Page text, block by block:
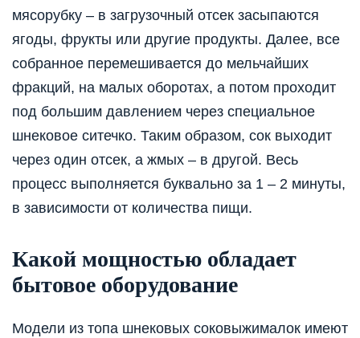
мясорубку – в загрузочный отсек засыпаются
ягоды, фрукты или другие продукты. Далее, все
собранное перемешивается до мельчайших
фракций, на малых оборотах, а потом проходит
под большим давлением через специальное
шнековое ситечко. Таким образом, сок выходит
через один отсек, а жмых – в другой. Весь
процесс выполняется буквально за 1 – 2 минуты,
в зависимости от количества пищи.
Какой мощностью обладает
бытовое оборудование
Модели из топа шнековых соковыжималок имеют